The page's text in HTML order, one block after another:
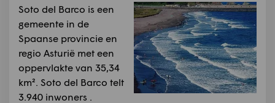
Soto del Barco is een
gemeente in de
Spaanse provincie en
regio Asturië met een
oppervlakte van 35,34
km². Soto del Barco telt
3.940 inwoners .